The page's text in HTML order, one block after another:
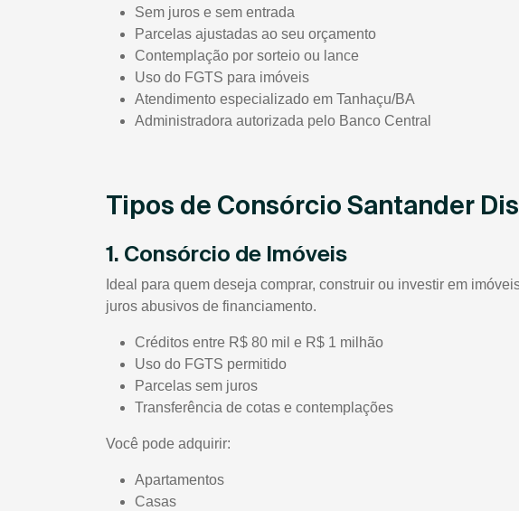
Sem juros e sem entrada
Parcelas ajustadas ao seu orçamento
Contemplação por sorteio ou lance
Uso do FGTS para imóveis
Atendimento especializado em Tanhaçu/BA
Administradora autorizada pelo Banco Central
Tipos de Consórcio Santander
1. Consórcio de Imóveis
Ideal para quem deseja comprar, construir ou investir em
juros abusivos de financiamento.
Créditos entre R$ 80 mil e R$ 1 milhão
Uso do FGTS permitido
Parcelas sem juros
Transferência de cotas e contemplações
Você pode adquirir:
Apartamentos
Casas